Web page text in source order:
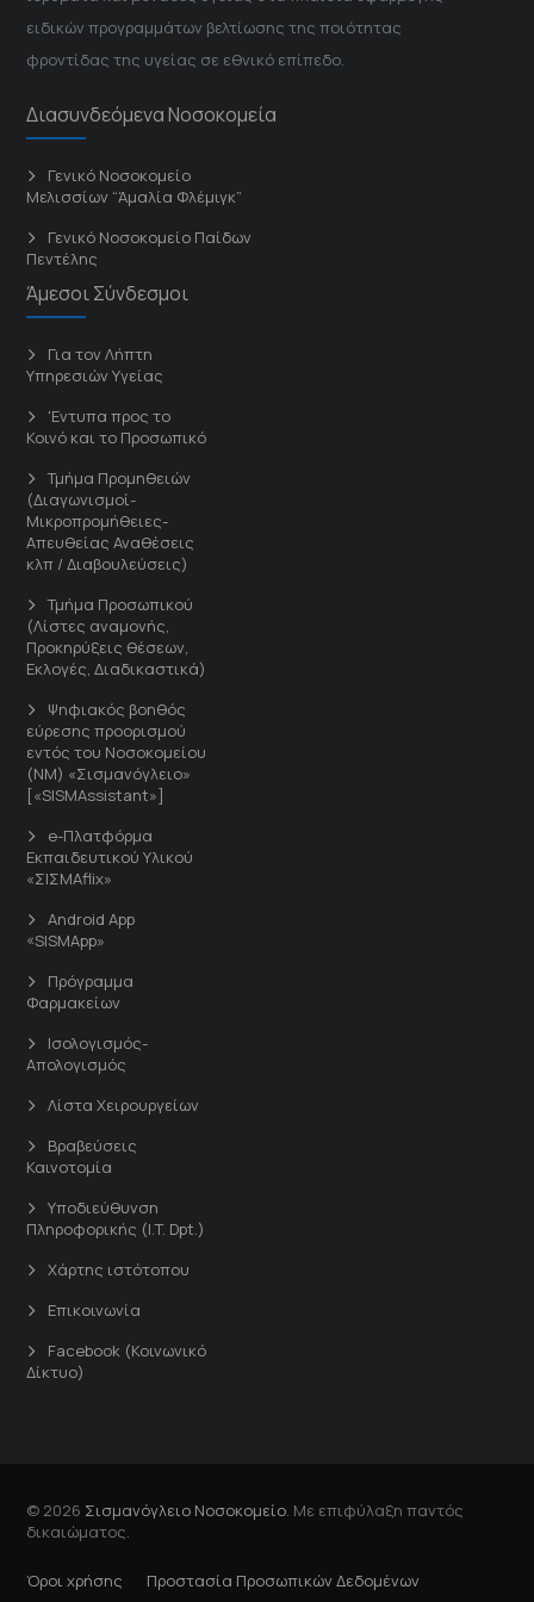
ειδικών προγραμμάτων βελτίωσης της ποιότητας
φροντίδας της υγείας σε εθνικό επίπεδο.
Διασυνδεόμενα Νοσοκομεία
Γενικό Νοσοκομείο
Μελισσίων “Άμαλία Φλέμιγκ”
Γενικό Νοσοκομείο Παίδων
Πεντέλης
Άμεσοι Σύνδεσμοι
Για τον Λήπτη
Υπηρεσιών Υγείας
'Εντυπα προς το
Κοινό και το Προσωπικό
Τμήμα Προμηθειών
(Διαγωνισμοί-
Μικροπρομήθειες-
Απευθείας Αναθέσεις
κλπ / Διαβουλεύσεις)
Τμήμα Προσωπικού
(Λίστες αναμονής,
Προκηρύξεις θέσεων,
Εκλογές, Διαδικαστικά)
Ψηφιακός βοηθός
εύρεσης προορισμού
εντός του Νοσοκομείου
(ΝΜ) «Σισμανόγλειο»
[«SISMAssistant»]
e-Πλατφόρμα
Εκπαιδευτικού Υλικού
«ΣΙΣΜΑflix»
Android App
«SISMApp»
Πρόγραμμα
Φαρμακείων
Ισολογισμός-
Απολογισμός
Λίστα Χειρουργείων
Βραβεύσεις
Καινοτομία
Υποδιεύθυνση
Πληροφορικής (I.T. Dpt.)
Χάρτης ιστότοπου
Επικοινωνία
Facebook (Κοινωνικό
Δίκτυο)
© 2026 Σισμανόγλειο Νοσοκομείο . Με επιφύλαξη παντός
δικαιώματος.
Όροι χρήσης Προστασία Προσωπικών Δεδομένων